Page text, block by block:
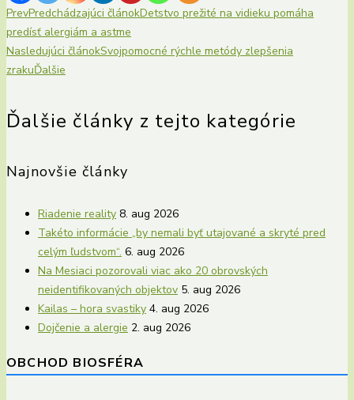
PrevPredchádzajúci článokDetstvo prežité na vidieku pomáha
predísť alergiám a astme
Nasledujúci článokSvojpomocné rýchle metódy zlepšenia
zrakuĎalšie
Ďalšie články z tejto kategórie
Najnovšie články
Riadenie reality 8. aug 2026
Takéto informácie „by nemali byť utajované a skryté pred
celým ľudstvom“. 6. aug 2026
Na Mesiaci pozorovali viac ako 20 obrovských
neidentifikovaných objektov 5. aug 2026
Kailas – hora svastiky 4. aug 2026
Dojčenie a alergie 2. aug 2026
OBCHOD BIOSFÉRA